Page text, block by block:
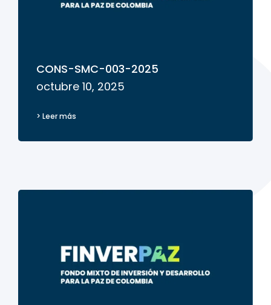
CONS-SMC-003-2025
octubre 10, 2025
> Leer más